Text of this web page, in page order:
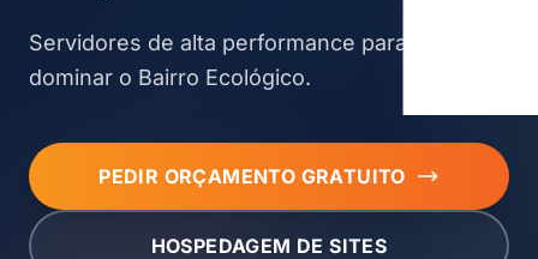
Servidores de alta performance para você
dominar o Bairro Ecológico.
PEDIR ORÇAMENTO GRATUITO
HOSPEDAGEM DE SITES